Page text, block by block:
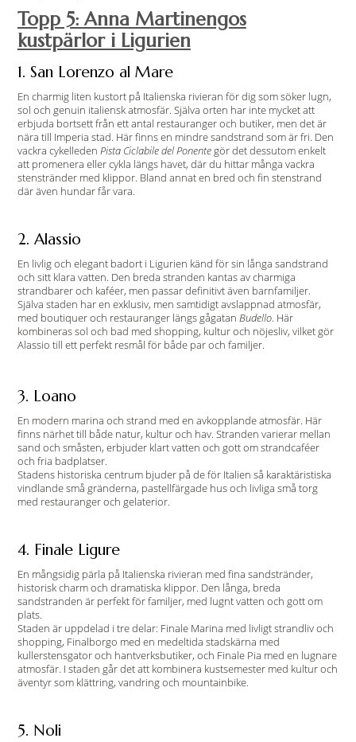
Topp 5: Anna Martinengos
kustpärlor i Ligurien
1. San Lorenzo al Mare
En charmig liten kustort på Italienska rivieran för dig som söker lugn,
sol och genuin italiensk atmosfär. Själva orten har inte mycket att
erbjuda bortsett från ett antal restauranger och butiker, men det är
nära till Imperia stad. Här finns en mindre sandstrand som är fri. Den
vackra cykelleden Pista Ciclabile del Ponentegör det dessutom enkelt
att promenera eller cykla längs havet, där du hittar många vackra
stenstränder med klippor. Bland annat en bred och fin stenstrand
där även hundar får vara.
2. Alassio
En livlig och elegant badort i Ligurien känd för sin långa sandstrand
och sitt klara vatten. Den breda stranden kantas av charmiga
strandbarer och kaféer, men passar definitivt även barnfamiljer.
Själva staden har en exklusiv, men samtidigt avslappnad atmosfär,
med boutiquer och restauranger längs gågatan Budello. Här
kombineras sol och bad med shopping, kultur och nöjesliv, vilket gör
Alassio till ett perfekt resmål för både par och familjer.
3. Loano
En modern marina och strand med en avkopplande atmosfär. Här
finns närhet till både natur, kultur och hav. Stranden varierar mellan
sand och småsten, erbjuder klart vatten och gott om strandcaféer
och fria badplatser.
Stadens historiska centrum bjuder på de för Italien så karaktäristiska
vindlande små gränderna, pastellfärgade hus och livliga små torg
med restauranger och gelaterior.
4. Finale Ligure
En mångsidig pärla på Italienska rivieran med fina sandstränder,
historisk charm och dramatiska klippor. Den långa, breda
sandstranden är perfekt för familjer, med lugnt vatten och gott om
plats.
Staden är uppdelad i tre delar: Finale Marina med livligt strandliv och
shopping, Finalborgo med en medeltida stadskärna med
kullerstensgator och hantverksbutiker, och Finale Pia med en lugnare
atmosfär. I staden går det att kombinera kustsemester med kultur och
äventyr som klättring, vandring och mountainbike.
5. Noli